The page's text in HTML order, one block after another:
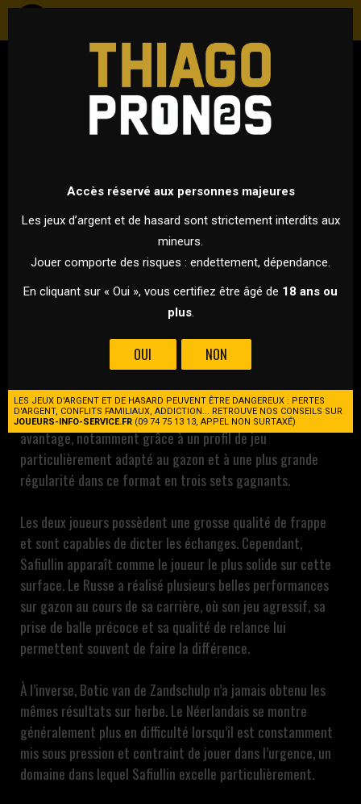
TENNIS
ATP - GRAND CHELEM - WIMBLEDON 2026
1 JUILLET 2026 À 13H30
VS
ZANDSCHULP
POUR CE 2ÈME TOUR DE WIMBLEDON, ROMAN SAFIULLIN
AFFRONTE BOTIC VAN DE ZANDSCHULP !
Roman Safiullin débute son Wimbledon avec une belle
opportunité de rejoindre le deuxième tour. Face à Botic van
de Zandschulp, le Russe semble disposer d’un léger
avantage, notamment grâce à un profil de jeu
particulièrement adapté au gazon et à une plus grande
régularité dans ce format en trois sets gagnants.
Les deux joueurs possèdent une grosse qualité de frappe
et sont capables de dicter les échanges. Cependant,
Safiullin apparaît comme le joueur le plus solide sur cette
surface. Le Russe a réalisé plusieurs belles performances
sur gazon au cours de sa carrière, où son jeu agressif, sa
prise de balle précoce et sa qualité de relance lui
permettent souvent de faire la différence.
À l’inverse, Botic van de Zandschulp n’a jamais obtenu les
mêmes résultats sur herbe. Le Néerlandais se montre
généralement plus en difficulté lorsqu’il est constamment
mis sous pression et contraint de jouer dans l’urgence, un
domaine dans lequel Safiullin excelle particulièrement.
Accès réservé aux personnes majeures
Les jeux d’argent et de hasard sont strictement interdits aux
mineurs.
Jouer comporte des risques : endettement, dépendance.
En cliquant sur « Oui », vous certifiez être âgé de 18 ans ou
plus.
OUI NON
LES JEUX D'ARGENT ET DE HASARD PEUVENT ÊTRE DANGEREUX : PERTES
D'ARGENT, CONFLITS FAMILIAUX, ADDICTION... RETROUVE NOS CONSEILS SUR
JOUEURS-INFO-SERVICE.FR (09 74 75 13 13, APPEL NON SURTAXÉ)